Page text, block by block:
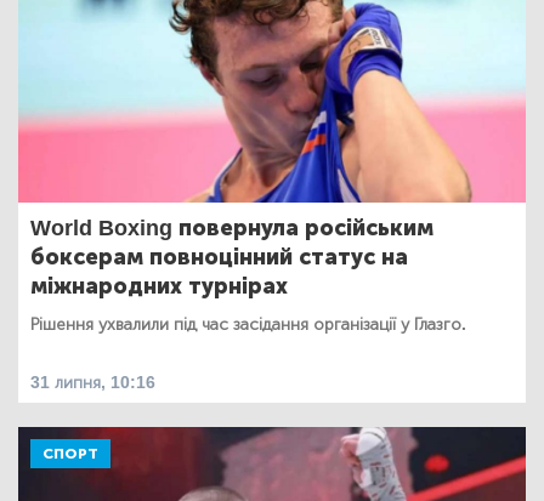
World Boxing повернула російським
боксерам повноцінний статус на
міжнародних турнірах
Рішення ухвалили під час засідання організації у Глазго.
31 липня, 10:16
СПОРТ